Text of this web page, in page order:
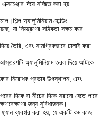
দিয়ে সজ্জিত করা হয়
অ্যালুমিনিয়াম হোল্ডিং
যা নিয়ন্ত্রণের সঠিকতা সক্ষম করে
তৈরি, এবং সামগ্রিকভাবে ঢালাই করা
অ্যালুমিনিয়াম তরল দিয়ে আটকে
নিরোধক প্রভাব উপস্থাপন, এবং
দিকে বা নীচের দিকে সরানো যেতে পারে
জন্য সুবিধাজনক।
ব্যবহার করা হয়, যে একটি কম কাজ